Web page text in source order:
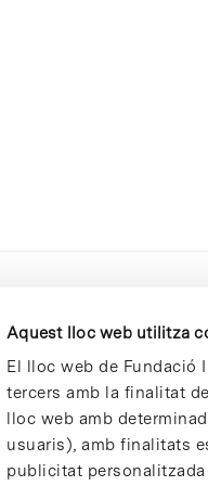
Aquest lloc web utilitza
El lloc web de Fundació
tercers amb la finalitat
lloc web amb
usuaris), amb finalitats
publicitat